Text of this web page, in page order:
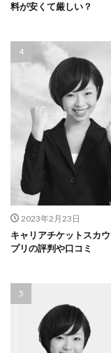
料が安くて厳しい？
2023年2月23日
キャリアチケットスカ
プリの評判や口コミ